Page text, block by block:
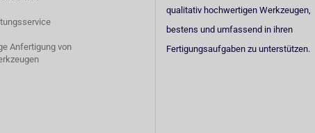
Anfertigung von
qualitativ hochwertigen Werkzeugen,
bestens und umfassend in ihren
Fertigungsaufgaben zu unterstützen.